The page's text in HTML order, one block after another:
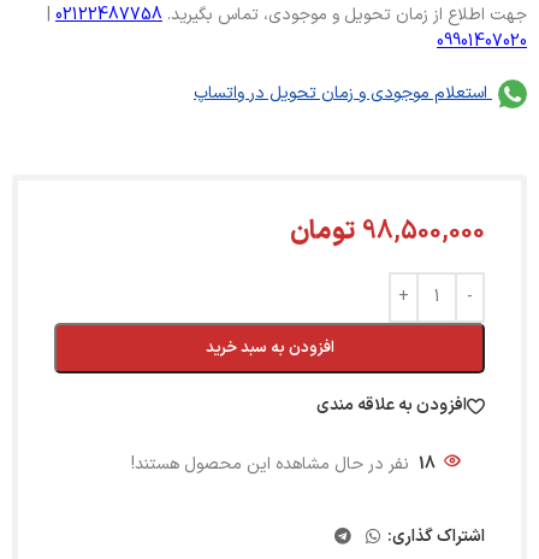
جهت اطلاع از زمان تحویل و موجودی، تماس بگیرید. 02122487758
|
09901407020
استعلام موجودی و زمان تحویل در واتساپ
98,500,000 تومان
افزودن به سبد خرید
افزودن به علاقه مندی
18 نفر در حال مشاهده این محصول هستند!
اشتراک گذاری: